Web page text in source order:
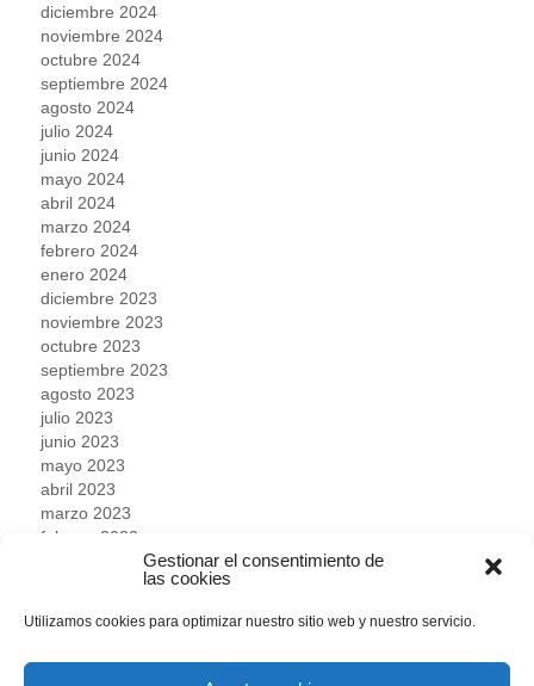
Gestionar el consentimiento de
las cookies
Utilizamos cookies para optimizar nuestro sitio web y nuestro servicio.
diciembre 2024
noviembre 2024
octubre 2024
septiembre 2024
agosto 2024
julio 2024
junio 2024
mayo 2024
abril 2024
marzo 2024
febrero 2024
enero 2024
diciembre 2023
noviembre 2023
octubre 2023
septiembre 2023
agosto 2023
julio 2023
junio 2023
mayo 2023
abril 2023
marzo 2023
febrero 2023
diciembre 2022
octubre 2022